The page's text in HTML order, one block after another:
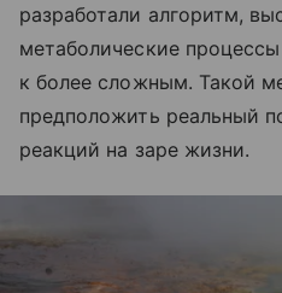
разработали алгоритм,
метаболические
к более сложным. Такой
предположить реальный
реакций на заре жизни.